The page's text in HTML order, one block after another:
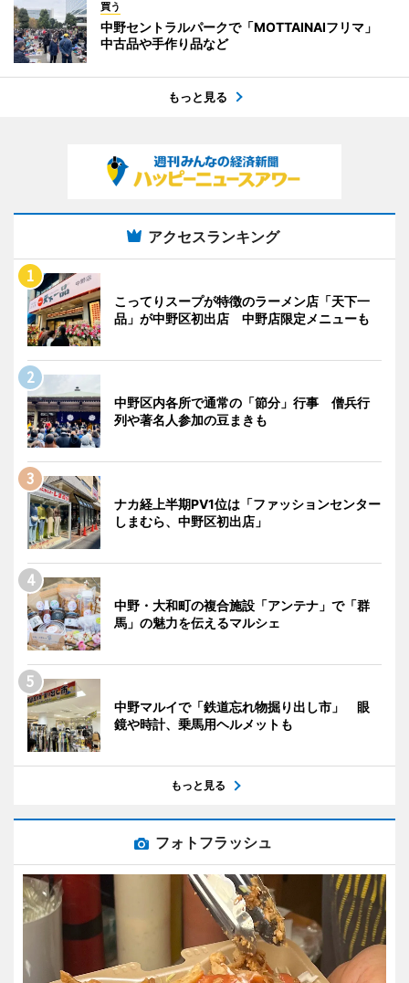
買う
中野セントラルパークで「MOTTAINAIフリマ」
中古品や手作り品など
もっと見る
アクセスランキング
こってりスープが特徴のラーメン店「天下一
品」が中野区初出店 中野店限定メニューも
中野区内各所で通常の「節分」行事 僧兵行
列や著名人参加の豆まきも
ナカ経上半期PV1位は「ファッションセンター
しまむら、中野区初出店」
中野・大和町の複合施設「アンテナ」で「群
馬」の魅力を伝えるマルシェ
中野マルイで「鉄道忘れ物掘り出し市」 眼
鏡や時計、乗馬用ヘルメットも
もっと見る
フォトフラッシュ